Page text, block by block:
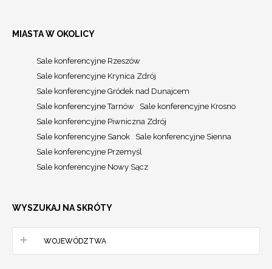
MIASTA W OKOLICY
Sale konferencyjne Rzeszów
Sale konferencyjne Krynica Zdrój
Sale konferencyjne Gródek nad Dunajcem
Sale konferencyjne Tarnów
Sale konferencyjne Krosno
Sale konferencyjne Piwniczna Zdrój
Sale konferencyjne Sanok
Sale konferencyjne Sienna
Sale konferencyjne Przemyśl
Sale konferencyjne Nowy Sącz
WYSZUKAJ NA SKRÓTY
WOJEWÓDZTWA